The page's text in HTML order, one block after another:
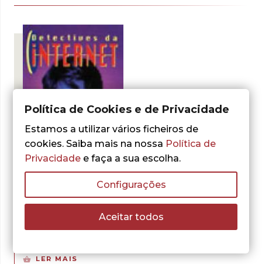
Speed Surf
preçopreço
LER MAIS
Política de Cookies e de Privacidade
Estamos a utilizar vários ficheiros de
cookies. Saiba mais na nossa Política de
Privacidade e faça a sua escolha.
Configurações
Aceitar todos